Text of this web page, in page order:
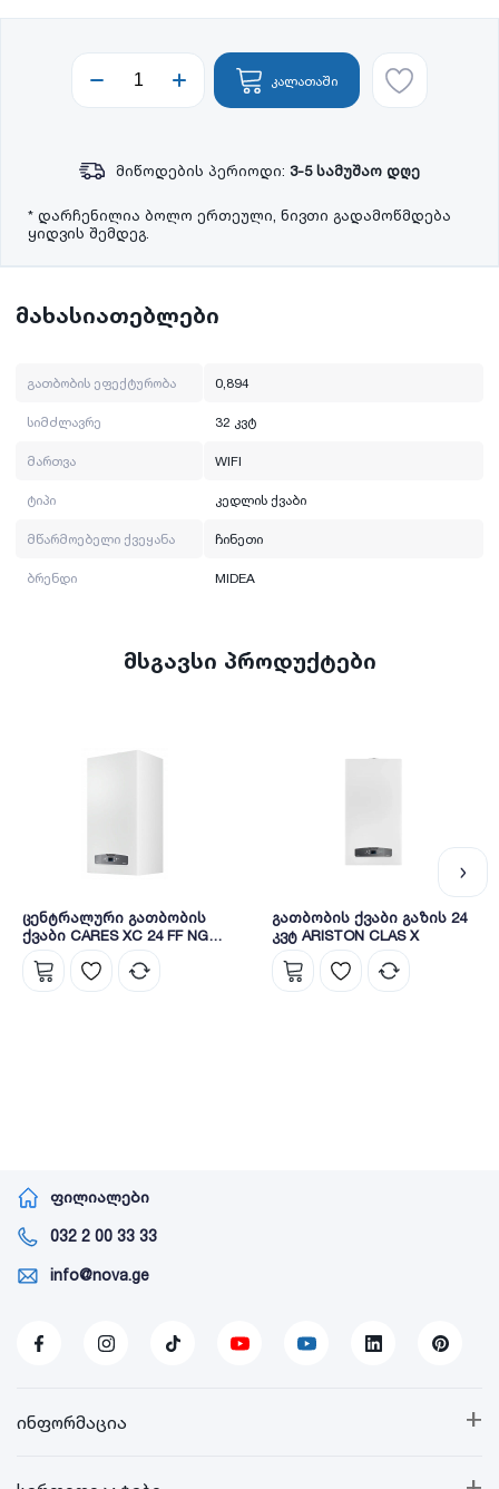
კალათაში
მიწოდების პერიოდი: 3-5 სამუშაო დღე
* დარჩენილია ბოლო ერთეული, ნივთი გადამოწმდება
ყიდვის შემდეგ.
მახასიათებლები
გათბობის ეფექტურობა 0,894
სიმძლავრე 32 კვტ
მართვა WIFI
ტიპი კედლის ქვაბი
მწარმოებელი ქვეყანა ჩინეთი
ბრენდი MIDEA
მსგავსი პროდუქტები
ცენტრალური გათბობის
ქვაბი CARES XC 24 FF NG
ARISTON
გათბობის ქვაბი გაზის 24
კვტ ARISTON CLAS X
ფილიალები
032 2 00 33 33
info@nova.ge
+
ინფორმაცია